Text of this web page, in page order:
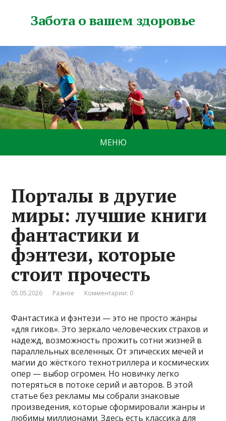
Забота о вашем здоровье
МЕНЮ
Порталы в другие
миры: лучшие книги
фантастики и
фэнтези, которые
стоит прочесть
05.05.2026 Разное Комментарии: 0
Фантастика и фэнтези — это не просто жанры
«для гиков». Это зеркало человеческих страхов и
надежд, возможность прожить сотни жизней в
параллельных вселенных. От эпических мечей и
магии до жёсткого технотриллера и космических
опер — выбор огромен. Но новичку легко
потеряться в потоке серий и авторов. В этой
статье без рекламы мы собрали знаковые
произведения, которые сформировали жанры и
любимы миллионами. Здесь есть классика для